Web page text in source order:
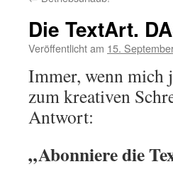
Die TextArt.
Veröffentlicht am 15.
Immer, wenn mich
zum kreativen
Antwort:
„Abonniere die